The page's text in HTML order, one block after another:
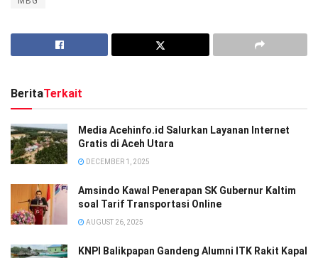
BeritaTerkait
Media Acehinfo.id Salurkan Layanan Internet
Gratis di Aceh Utara
DECEMBER 1, 2025
Amsindo Kawal Penerapan SK Gubernur Kaltim
soal Tarif Transportasi Online
AUGUST 26, 2025
KNPI Balikpapan Gandeng Alumni ITK Rakit Kapal